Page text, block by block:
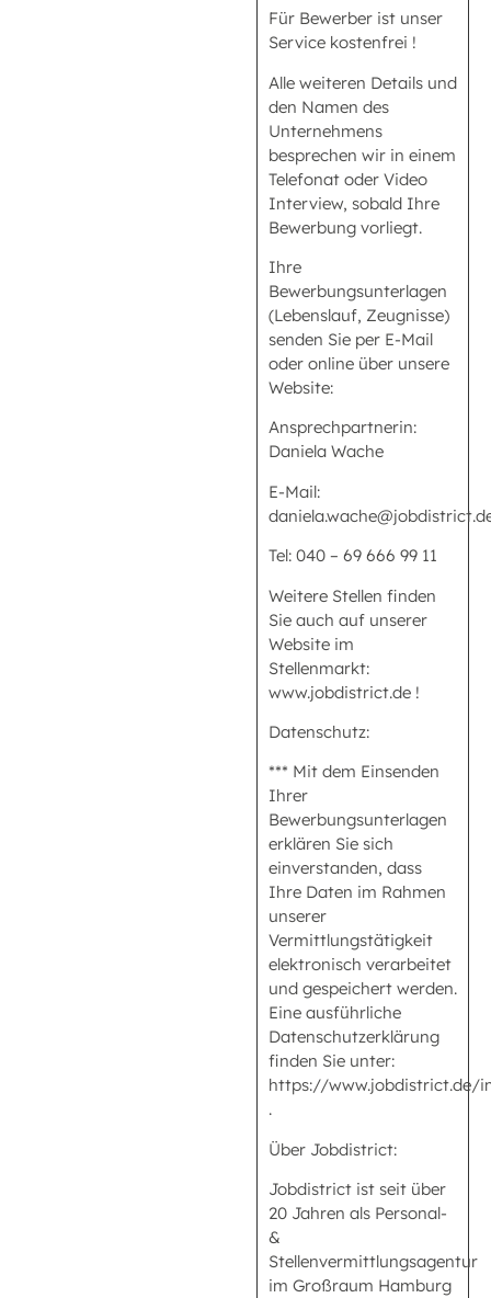
Für Bewerber ist unser
Service kostenfrei !
Alle weiteren Details und
den Namen des
Unternehmens
besprechen wir in einem
Telefonat oder Video
Interview, sobald Ihre
Bewerbung vorliegt.
Ihre
Bewerbungsunterlagen
(Lebenslauf, Zeugnisse)
senden Sie per E-Mail
oder online über unsere
Website:
Ansprechpartnerin:
Daniela Wache
E-Mail:
Tel: 040 – 69 666 99 11
Weitere Stellen finden
Sie auch auf unserer
Website im
Stellenmarkt:
www.jobdistrict.de !
Datenschutz:
*** Mit dem Einsenden
Ihrer
Bewerbungsunterlagen
erklären Sie sich
einverstanden, dass
Ihre Daten im Rahmen
unserer
Vermittlungstätigkeit
elektronisch verarbeitet
und gespeichert werden.
Eine ausführliche
Datenschutzerklärung
finden Sie unter:
https://www.jobdistrict.de/
.
Über Jobdistrict:
Jobdistrict ist seit über
20 Jahren als Personal-
&
Stellenvermittlungsagentur
im Großraum Hamburg